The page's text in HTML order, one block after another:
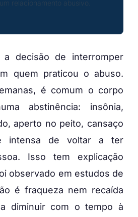
relacionamento abusivo.
decisão de interromper
quem praticou o abuso.
é comum o corpo
abstinência: insônia,
aperto no peito, cansaço
intensa de voltar a ter
Isso tem explicação
observado em estudos de
é fraqueza nem recaída
diminuir com o tempo à